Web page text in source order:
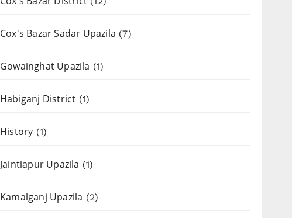
Cox's Bazar Sadar Upazila (7)
Gowainghat Upazila (1)
Habiganj District (1)
History (1)
Jaintiapur Upazila (1)
Kamalganj Upazila (2)